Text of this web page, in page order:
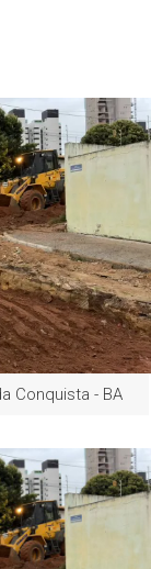
Conquista - BA